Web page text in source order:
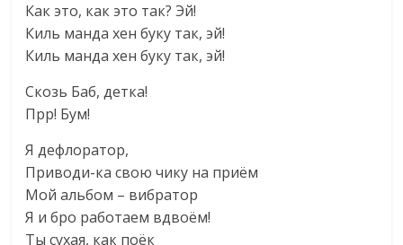
Как это, как это так? Эй!
Киль манда хен буку так, эй!
Киль манда хен буку так, эй!
Скозь Баб, детка!
Прр! Бум!
Я дефлоратор,
Приводи-ка свою чику на приём
Мой альбом – вибратор
Я и бро работаем вдвоём!
Ты сухая, как поёк